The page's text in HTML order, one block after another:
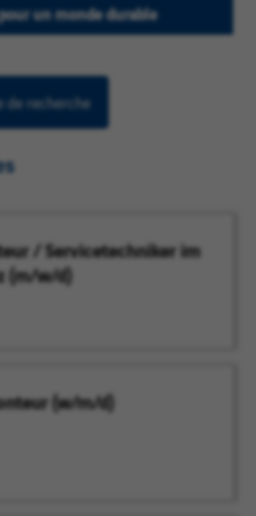
un monde durable
de recherche
/ Servicetechniker im
(m/w/d)
(w/m/d)